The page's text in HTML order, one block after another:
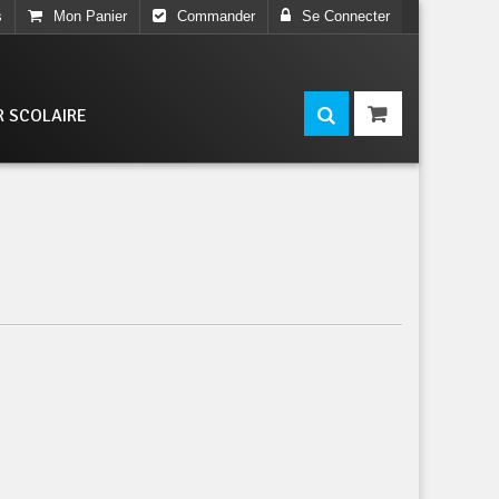
Mon Panier Commander Se Connecter
SCOLAIRE